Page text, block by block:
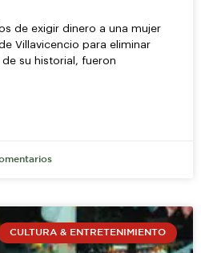
de exigir dinero a una mujer
Villavicencio para eliminar
su historial, fueron
CULTURA & ENTRETENIMIENTO